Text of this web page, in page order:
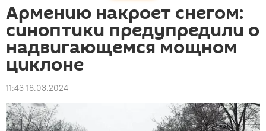
Армению накроет снегом:
синоптики предупредили о
надвигающемся мощном
циклоне
11:43 18.03.2024